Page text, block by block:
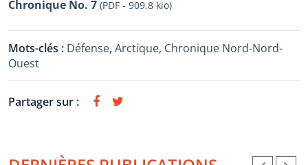
Chronique No. 7 (PDF - 909.8 kio)
Mots-clés : Défense, Arctique, Chronique Nord-Nord-
Ouest
Partager sur :